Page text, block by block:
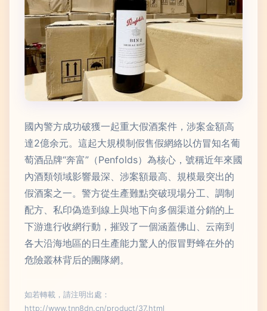
國內警方成功破獲一起重大假酒案件，涉案金額高
達2億余元。這起大規模制假售假網絡以仿冒知名葡
萄酒品牌“奔富”（Penfolds）為核心，號稱近年來國
內酒類領域影響最深、涉案額最高、規模最突出的
假酒案之一。警方從生產難點突破現場分工、調制
配方、私印偽造到線上與地下向多個渠道分銷的上
下游進行收網行動，摧毀了一個涵蓋佛山、云南到
各大沿海地區的日生產能力驚人的假冒野蜂在外的
危險叢林背后的團隊網。
如若轉載，請注明出處：
http://www.tnn8dn.cn/product/37.html